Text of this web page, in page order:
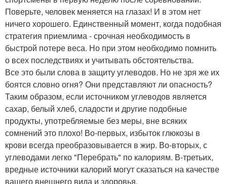
Поверьте, человек меняется на глазах! И в этом нет
ничего хорошего. Единственный момент, когда подобная
стратегия приемлима - срочная необходимость в
быстрой потере веса. Но при этом необходимо помнить
о всех последствиях и учитывать обстоятельства.
Все это были слова в защиту углеводов. Но не зря же их
боятся словно огня? Они представляют ли опасность?
Таким образом, если источником углеводов является
сахар, белый хлеб, сладости и другие подобные
продукты, употребляемые без меры, вне всяких
сомнений это плохо! Во-первых, избыток глюкозы в
крови всегда преобразовывается в жир. Во-вторых, с
углеводами легко "Перебрать" по калориям. В-третьих,
вредные источники калорий могут сказаться на качестве
вашего внешнего вида и здоровья.